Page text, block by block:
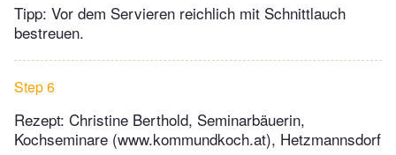
Tipp: Vor dem Servieren reichlich mit Schnittlauch
bestreuen.
Step 6
Rezept: Christine Berthold, Seminarbäuerin,
Kochseminare (www.kommundkoch.at), Hetzmannsdorf